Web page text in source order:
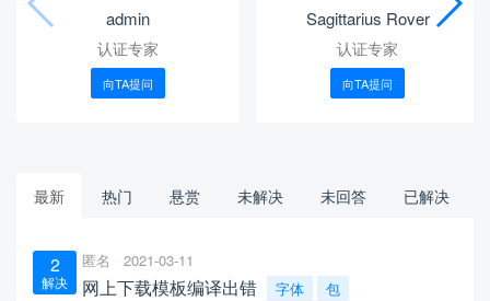
admin
认证专家
向TA提问
Sagittarius Rover
认证专家
向TA提问
最新 热门 悬赏 未解决 未回答 已解决
2
解决
匿名 2021-03-11
网上下载模板编译出错 字体 包